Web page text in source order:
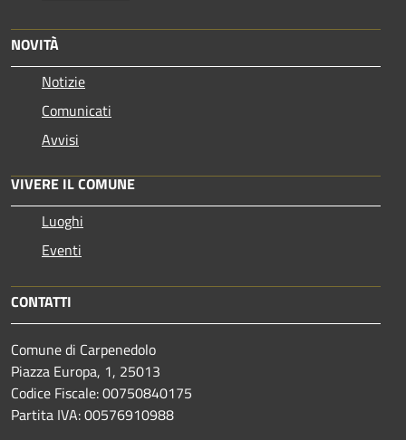
NOVITÀ
Notizie
Comunicati
Avvisi
VIVERE IL COMUNE
Luoghi
Eventi
CONTATTI
Comune di Carpenedolo
Piazza Europa, 1, 25013
Codice Fiscale: 00750840175
Partita IVA: 00576910988